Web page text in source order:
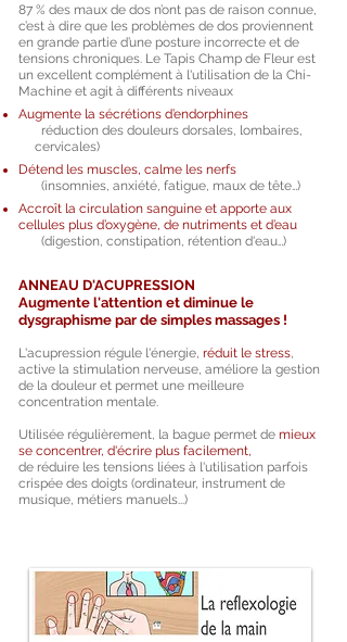
87 % des maux de dos n’ont pas de raison connue,
c’est à dire que les problèmes de dos proviennent
en grande partie d’une posture incorrecte et de
tensions chroniques. Le Tapis Champ de Fleur est
un excellent complément à l'utilisation de la Chi-
Machine et agit à différents niveaux
Augmente la sécrétions d’endorphines
réduction des douleurs dorsales, lombaires,
cervicales)
Détend les muscles, calme les nerfs
(insomnies, anxiété, fatigue, maux de tête…)
Accroît la circulation sanguine et apporte aux
cellules plus d’oxygène, de nutriments et d’eau
(digestion, constipation, rétention d'eau…)
ANNEAU D'ACUPRESSION
Augmente l'attention et diminue le
dysgraphisme par de simples massages !
L'acupression régule l'énergie, réduit le stress,
active la stimulation nerveuse, améliore la gestion
de la douleur et permet une meilleure
concentration mentale.
Utilisée régulièrement, la bague permet de mieux
se concentrer, d'écrire plus facilement,
de réduire les tensions liées à l'utilisation parfois
crispée des doigts (ordinateur, instrument de
musique, métiers manuels...)